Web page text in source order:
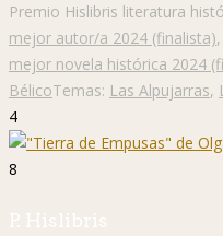
Premio Hislibris literatura
mejor autor/a 2024 (finalista),
mejor novela histórica 2024
BélicoTemas: Las Alpujarras,
4
8
P. Hislibris